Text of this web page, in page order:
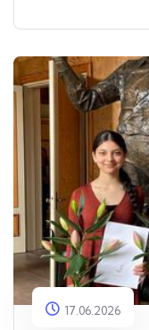
17.06.2026